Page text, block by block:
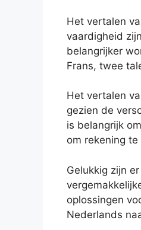
Het vertalen
vaardigheid
belangrijker
Frans, twee
Het vertalen
gezien de
is belangrijk
om rekening
Gelukkig zijn
oplossingen
Nederlands